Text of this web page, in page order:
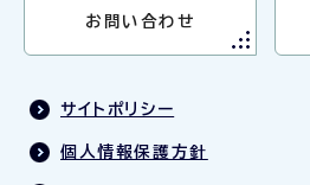
お問い合わせ
サイトポリシー
個人情報保護方針